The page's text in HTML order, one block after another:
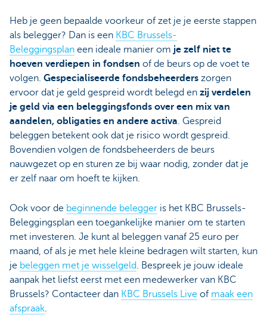
Heb je geen bepaalde voorkeur of zet je je eerste stappen
als belegger? Dan is een KBC Brussels-
Beleggingsplan een ideale manier om je zelf niet te
hoeven verdiepen in fondsen of de beurs op de voet te
volgen. Gespecialiseerde fondsbeheerders zorgen
ervoor dat je geld gespreid wordt belegd en zij verdelen
je geld via een beleggingsfonds over een mix van
aandelen, obligaties en andere activa. Gespreid
beleggen betekent ook dat je risico wordt gespreid.
Bovendien volgen de fondsbeheerders de beurs
nauwgezet op en sturen ze bij waar nodig, zonder dat je
er zelf naar om hoeft te kijken.
Ook voor de beginnende belegger is het KBC Brussels-
Beleggingsplan een toegankelijke manier om te starten
met investeren. Je kunt al beleggen vanaf 25 euro per
maand, of als je met hele kleine bedragen wilt starten, kun
je beleggen met je wisselgeld. Bespreek je jouw ideale
aanpak het liefst eerst met een medewerker van KBC
Brussels? Contacteer dan KBC Brussels Live of maak een
afspraak.